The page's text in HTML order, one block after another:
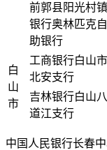
前郭县阳光村镇
银行奥林匹克自
助银行
白
山
市
工商银行白山市
北安支行
吉林银行白山八
道江支行
中国人民银行长春